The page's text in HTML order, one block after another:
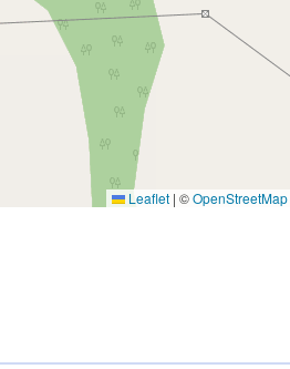
Leaflet | ©OpenStreetMap